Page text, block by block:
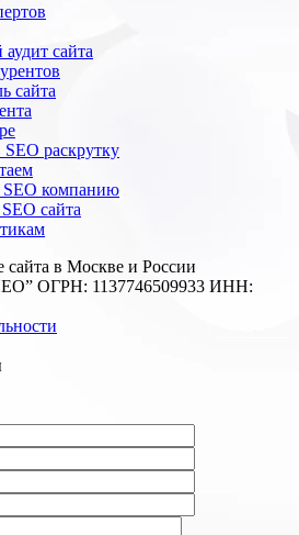
сайта
сайта
раскрутку
SEO компанию
сайта
в Москве и России
ОГРН: 1137746509933 ИНН: